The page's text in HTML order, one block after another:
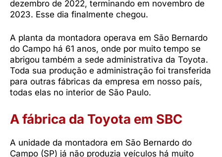
dezembro de 2022, terminando em novembro de
2023. Esse dia finalmente chegou.
A planta da montadora operava em São Bernardo
do Campo há 61 anos, onde por muito tempo se
abrigou também a sede administrativa da Toyota.
Toda sua produção e administração foi transferida
para outras fábricas da empresa em nosso país,
todas elas no interior de São Paulo.
A fábrica da Toyota em SBC
A unidade da montadora em São Bernardo do
Campo (SP) já não produzia veículos há muito